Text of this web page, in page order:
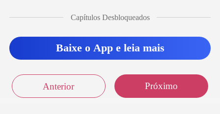
Capítulos Desbloqueados
Baixe o App e leia mais
Anterior Próximo